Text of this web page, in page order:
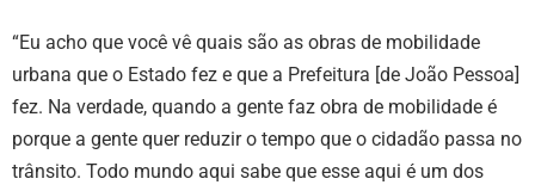
“Eu acho que você vê quais são as obras de mobilidade
urbana que o Estado fez e que a Prefeitura [de João Pessoa]
fez. Na verdade, quando a gente faz obra de mobilidade é
porque a gente quer reduzir o tempo que o cidadão passa no
trânsito. Todo mundo aqui sabe que esse aqui é um dos